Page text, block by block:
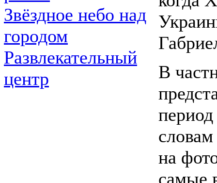
Звёздное небо над
городом
Развлекательный
центр
В
на
самые